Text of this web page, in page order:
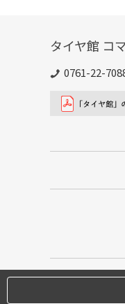
タイヤ館 コ
0761-22-
タイヤ点
クローク
本日のタイ